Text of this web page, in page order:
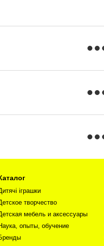
іграшки
творчество
мебель и аксессуары
опыты, обучение